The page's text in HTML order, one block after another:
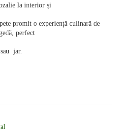
la interior și
promit o experiență culinară de
perfect
jar.